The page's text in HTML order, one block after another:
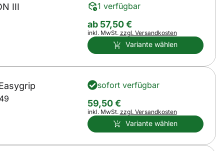
III 1 verfügbar
ab:
ab 57,50€
Steuerhinweis:
inkl. MwSt. zzgl. Versandkosten
Variante wählen
49
sofort verfügbar
59,50€
Steuerhinweis:
inkl. MwSt. zzgl. Versandkosten
Variante wählen